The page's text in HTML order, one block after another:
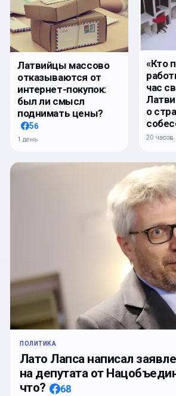
Латвийцы массово
отказываются от
интернет-покупок:
был ли смысл
поднимать цены?
56
1 день
«Кто
час
о
20 часов
ПОЛИТИКА
Лато Лапса написал
на депутата от
что?
68